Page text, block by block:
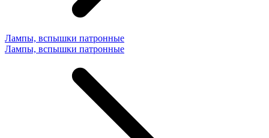
Лампы, вспышки патронные
Лампы, вспышки патронные